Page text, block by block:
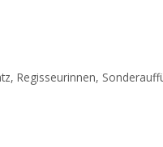
,Regisseurinnen,